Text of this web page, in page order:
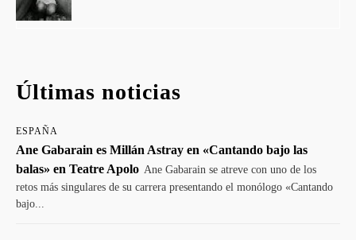
Últimas noticias
ESPAÑA
Ane Gabarain es Millán Astray en «Cantando bajo las
balas» en Teatre Apolo Ane Gabarain se atreve con uno de los
retos más singulares de su carrera presentando el monólogo «Cantando
bajo...